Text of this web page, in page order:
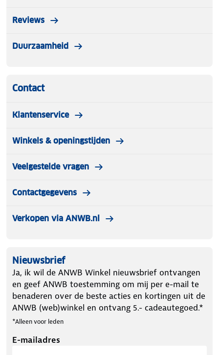
Reviews
Duurzaamheid
Contact
Klantenservice
Winkels & openingstijden
Veelgestelde vragen
Contactgegevens
Verkopen via ANWB.nl
Nieuwsbrief
Ja, ik wil de ANWB Winkel nieuwsbrief ontvangen
en geef ANWB toestemming om mij per e-mail te
benaderen over de beste acties en kortingen uit de
ANWB (web)winkel en ontvang 5.- cadeautegoed.*
*Alleen voor leden
E-mailadres